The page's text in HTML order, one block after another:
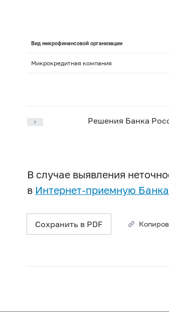
Вид микрофинансовой организации
Микрокредитная компания
Решения Банка
В случае выявления
в Интернет-приемную
Сохранить в PDF